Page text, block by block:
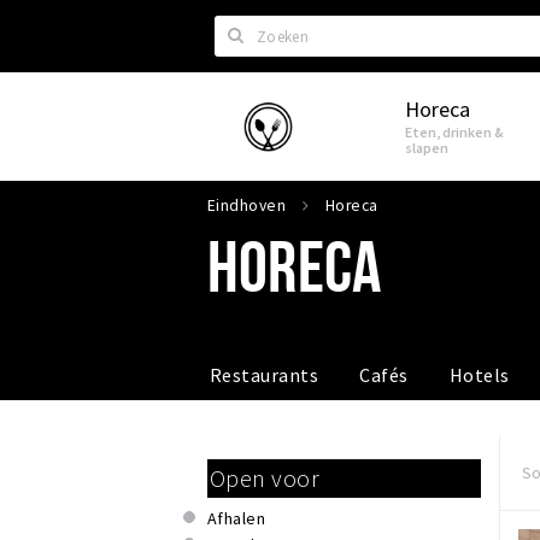
Zoeken
Eindhoven Horeca
Eten, drinken &
slapen
Eindhoven Horeca
HORECA
Restaurants Cafés Hotels
Open voor
Afhalen